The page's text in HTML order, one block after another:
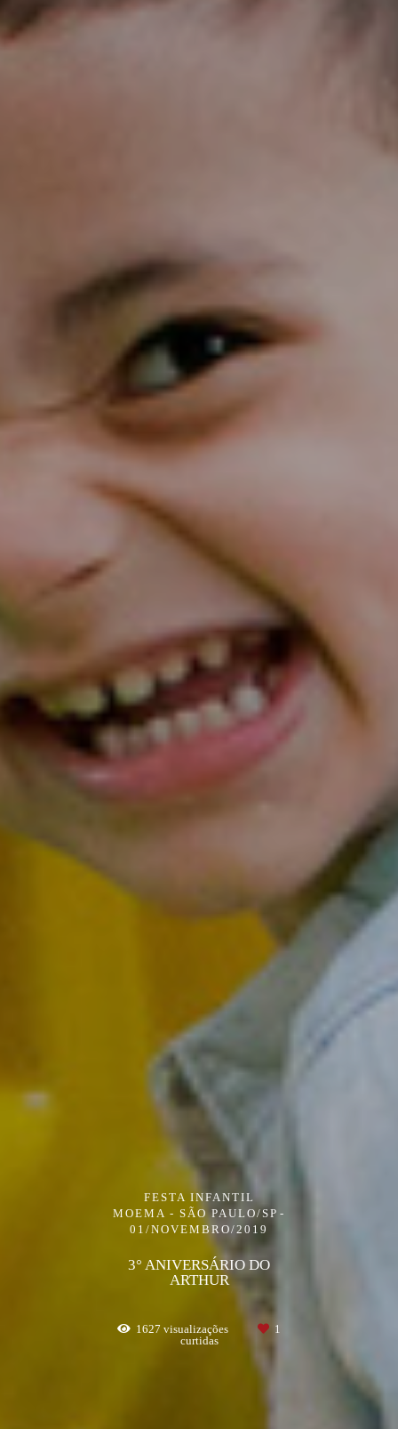
FESTA INFANTIL
MOEMA - SÃO PAULO/SP
01/NOVEMBRO/2019
3° ANIVERSÁRIO DO
ARTHUR
1627 visualizações
1
curtidas